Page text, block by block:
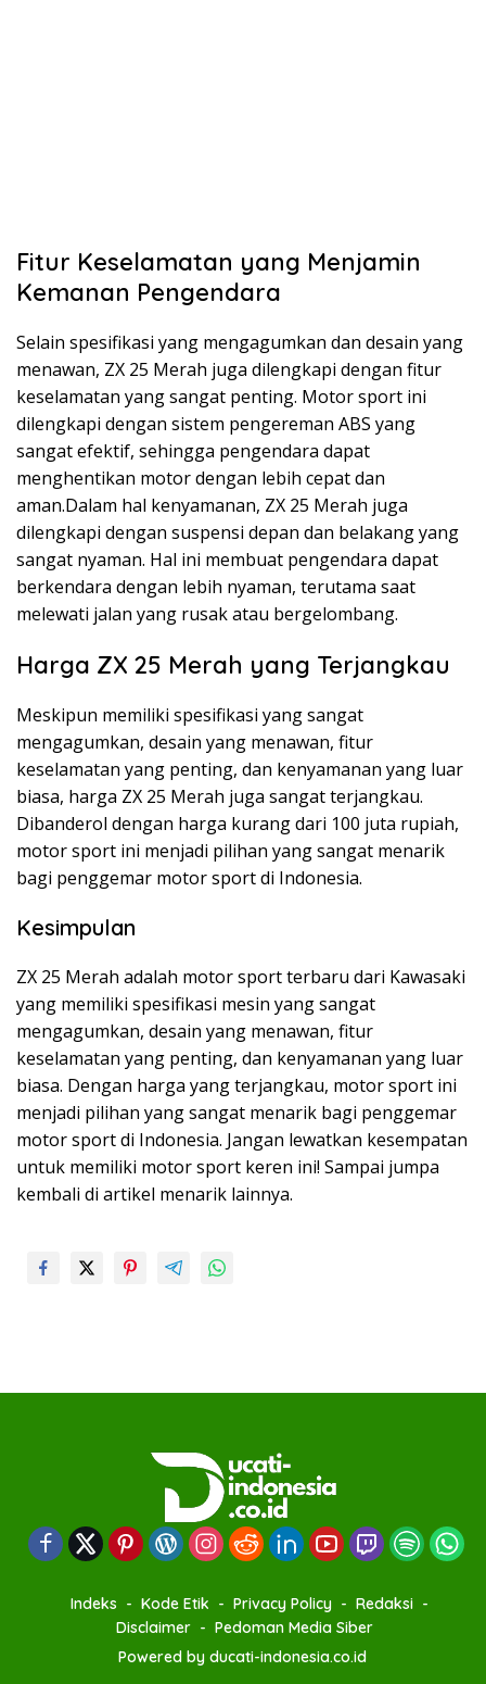
Fitur Keselamatan yang Menjamin
Kemanan Pengendara
Selain spesifikasi yang mengagumkan dan desain yang
menawan, ZX 25 Merah juga dilengkapi dengan fitur
keselamatan yang sangat penting. Motor sport ini
dilengkapi dengan sistem pengereman ABS yang
sangat efektif, sehingga pengendara dapat
menghentikan motor dengan lebih cepat dan
aman.Dalam hal kenyamanan, ZX 25 Merah juga
dilengkapi dengan suspensi depan dan belakang yang
sangat nyaman. Hal ini membuat pengendara dapat
berkendara dengan lebih nyaman, terutama saat
melewati jalan yang rusak atau bergelombang.
Harga ZX 25 Merah yang Terjangkau
Meskipun memiliki spesifikasi yang sangat
mengagumkan, desain yang menawan, fitur
keselamatan yang penting, dan kenyamanan yang luar
biasa, harga ZX 25 Merah juga sangat terjangkau.
Dibanderol dengan harga kurang dari 100 juta rupiah,
motor sport ini menjadi pilihan yang sangat menarik
bagi penggemar motor sport di Indonesia.
Kesimpulan
ZX 25 Merah adalah motor sport terbaru dari Kawasaki
yang memiliki spesifikasi mesin yang sangat
mengagumkan, desain yang menawan, fitur
keselamatan yang penting, dan kenyamanan yang luar
biasa. Dengan harga yang terjangkau, motor sport ini
menjadi pilihan yang sangat menarik bagi penggemar
motor sport di Indonesia. Jangan lewatkan kesempatan
untuk memiliki motor sport keren ini! Sampai jumpa
kembali di artikel menarik lainnya.
Indeks Kode Etik Privacy Policy
Redaksi
Disclaimer
Pedoman Media Siber
Powered by ducati-indonesia.co.id